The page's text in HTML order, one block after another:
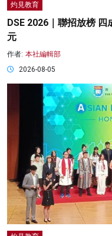
灼見教育
DSE 2026｜聯招放榜
元
作者: 本社編輯部
2026-08-05